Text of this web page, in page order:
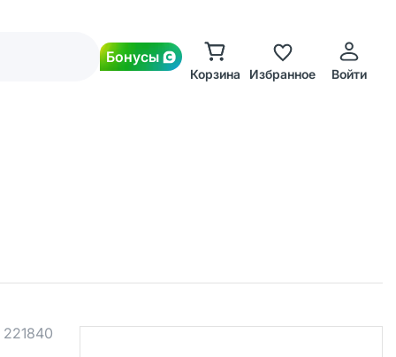
Бонусы
Корзина Избранное Войти
221840